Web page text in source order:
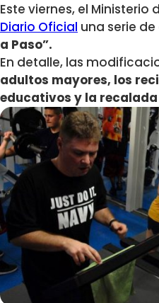
Este viernes, el Ministerio
Diario Oficial una serie de
a Paso”.
En detalle, las
adultos mayores, los
educativos y la